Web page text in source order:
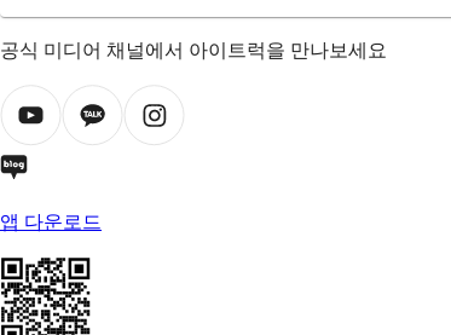
공식 미디어 채널에서 아이트럭을 만나보세요
앱 다운로드